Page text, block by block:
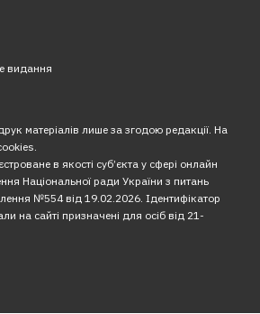
видання
матеріалів лише за згодою редакції. На
в якості суб’єкта у сфері онлайн
Національної ради України з питань
№554 від 19.02.2026. Ідентифікатор
на сайті призначені для осіб від 21-